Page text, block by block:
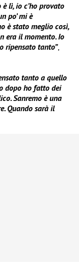
è lì, io c’ho provato
po’ mi è
è stato meglio così,
era il momento. Io
ripensato tanto”,
tanto a quello
dopo ho fatto dei
Sanremo è una
Quando sarà il